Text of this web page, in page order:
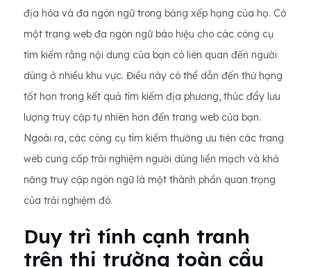
địa hóa và đa ngôn ngữ trong bảng xếp hạng của họ. Có
một trang web đa ngôn ngữ báo hiệu cho các công cụ
tìm kiếm rằng nội dung của bạn có liên quan đến người
dùng ở nhiều khu vực. Điều này có thể dẫn đến thứ hạng
tốt hơn trong kết quả tìm kiếm địa phương, thúc đẩy lưu
lượng truy cập tự nhiên hơn đến trang web của bạn.
Ngoài ra, các công cụ tìm kiếm thường ưu tiên các trang
web cung cấp trải nghiệm người dùng liền mạch và khả
năng truy cập ngôn ngữ là một thành phần quan trọng
của trải nghiệm đó.
Duy trì tính cạnh tranh
trên thị trường toàn cầu